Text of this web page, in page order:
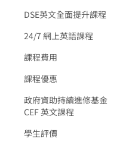
DSE英文全面提升課程
24/7 網上英語課程
課程費用
課程優惠
政府資助持續進修基金
CEF 英文課程
學生評價